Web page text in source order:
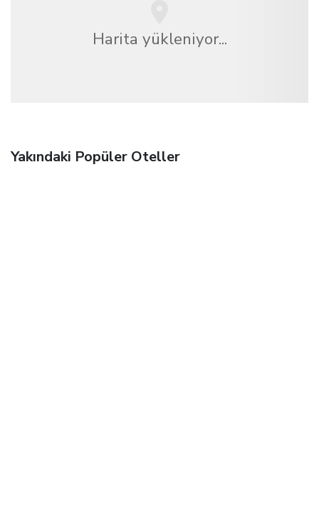
Harita yükleniyor...
Yakındaki Popüler Oteller